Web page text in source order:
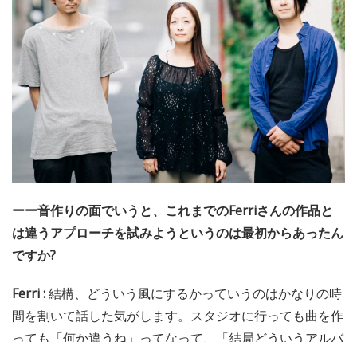
ーー音作りの面でいうと、これまでのFerriさんの作品と
は違うアプローチを試みようというのは最初からあったん
ですか?
Ferri :結構、どういう風にするかっていうのはかなりの時
間を割いて話した気がします。スタジオに行っても曲を作
っても「何か違うね」ってなって、「結局どういうアルバ